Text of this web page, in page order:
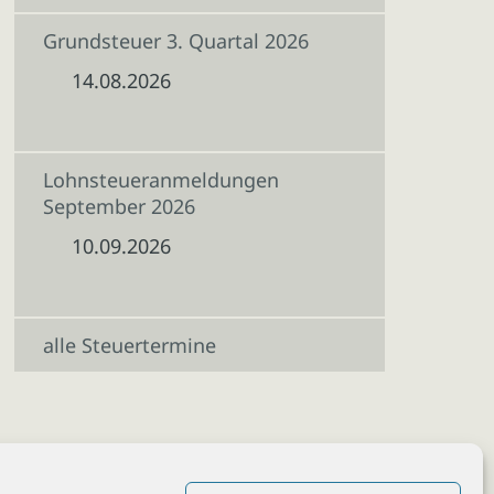
Grundsteuer 3. Quartal 2026
14.08.2026
Lohnsteueranmeldungen
September 2026
10.09.2026
alle Steuertermine